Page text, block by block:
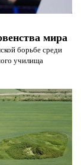
мира
борьбе среди
училища